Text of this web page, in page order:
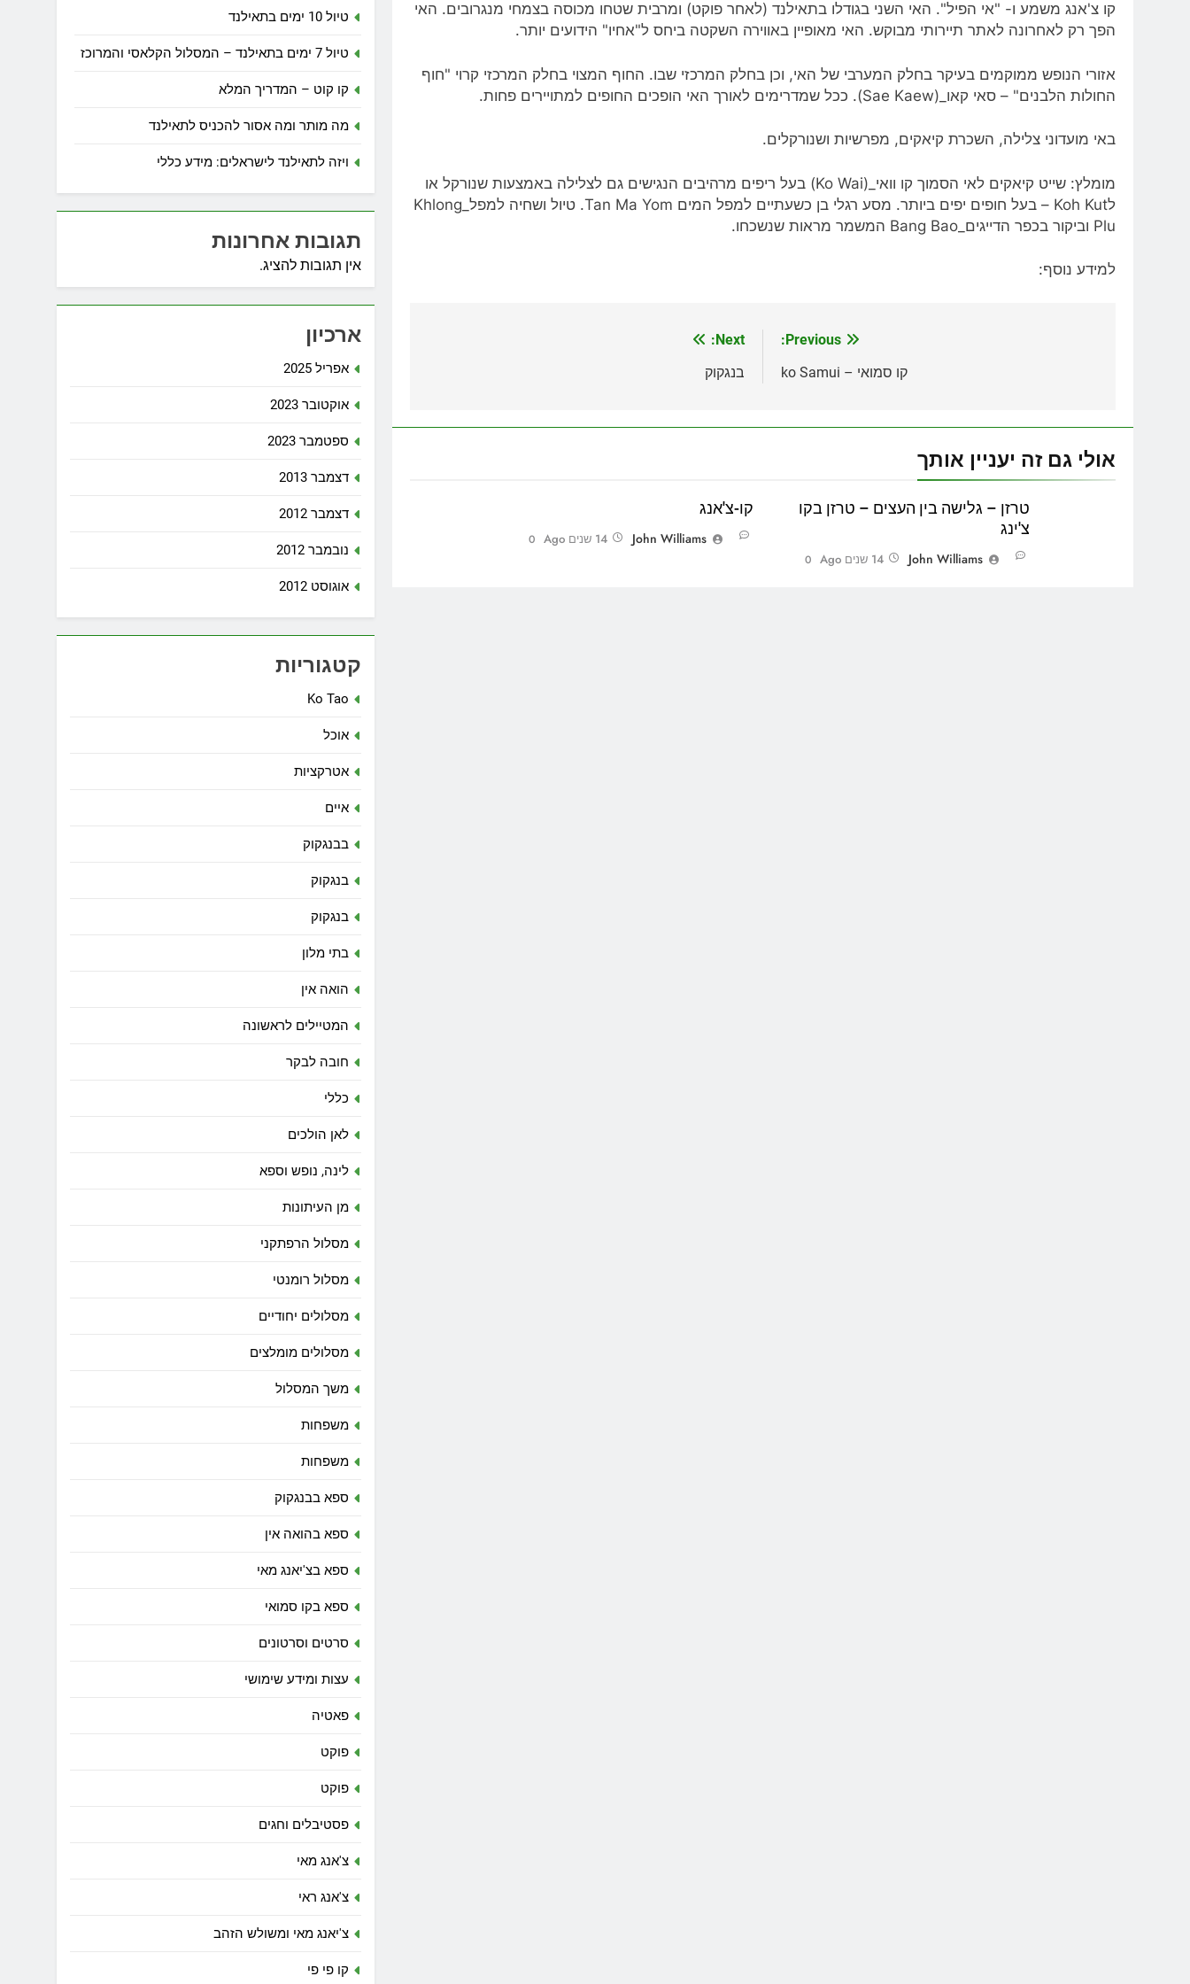
קו צ'אנג משמע ו- "אי הפיל". האי השני בגודלו בתאילנד (לאחר פוקט) ומרבית שטחו מכוסה בצמחי מנגרובים. האי
הפך רק לאחרונה לאתר תיירותי מבוקש. האי מאופיין באווירה השקטה ביחס ל"אחיו" הידועים יותר.
אזורי הנופש ממוקמים בעיקר בחלק המערבי של האי, וכן בחלק המרכזי שבו. החוף המצוי בחלק המרכזי קרוי "חוף
החולות הלבנים" – סאי קאו_(Sae Kaew). ככל שמדרימים לאורך האי הופכים החופים למתויירים פחות.
באי מועדוני צלילה, השכרת קיאקים, מפרשיות ושנורקלים.
מומלץ: שייט קיאקים לאי הסמוך קו וואי_(Ko Wai) בעל ריפים מרהיבים הנגישים גם לצלילה באמצעות שנורקל או
לKoh Kut – בעל חופים יפים ביותר. מסע רגלי בן כשעתיים למפל המים Tan Ma Yom. טיול ושחיה למפל_Khlong
Plu וביקור בכפר הדייגים_Bang Bao המשמר מראות שנשכחו.
למידע נוסף:
Previous:
קו סמואי – ko Samui
Next:
בנגקוק
אולי גם זה יעניין אותך
טרזן – גלישה בין העצים – טרזן בקו
צ'ינג
John Williams
14 שנים Ago 0
קו-צ'אנג
John Williams
14 שנים Ago 0
טיול 10 ימים בתאילנד
טיול 7 ימים בתאילנד – המסלול הקלאסי והמרוכז
קו קוט – המדריך המלא
מה מותר ומה אסור להכניס לתאילנד
ויזה לתאילנד לישראלים: מידע כללי
תגובות אחרונות
אין תגובות להציג.
ארכיון
אפריל 2025
אוקטובר 2023
ספטמבר 2023
דצמבר 2013
דצמבר 2012
נובמבר 2012
אוגוסט 2012
קטגוריות
Ko Tao
אוכל
אטרקציות
איים
בבנגקוק
בנגקוק
בנגקוק
בתי מלון
הואה אין
המטיילים לראשונה
חובה לבקר
כללי
לאן הולכים
לינה, נופש וספא
מן העיתונות
מסלול הרפתקני
מסלול רומנטי
מסלולים יחודיים
מסלולים מומלצים
משך המסלול
משפחות
משפחות
ספא בבנגקוק
ספא בהואה אין
ספא בצ'יאנג מאי
ספא בקו סמואי
סרטים וסרטונים
עצות ומידע שימושי
פאטיה
פוקט
פוקט
פסטיבלים וחגים
צ'אנג מאי
צ'אנג ראי
צ'יאנג מאי ומשולש הזהב
קו פי פי